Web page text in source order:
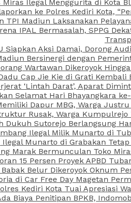
Miras Ilegal Menggurita di Kota
ke Polres Kediri Kota,
TPI Madiun Laksanakan
IPAL Bermasalah, SPPG
Siapkan Aksi Damai, Dorong
Bersinergi dengan
Wartawan Dikeroyok
Cap Jie Kie di Grati
‘Lintah Darat’, Aparat
Selamat Hari Bhayangkara
Dapur MBG, Warga
Rusak, Warga
Dukuh Sutorejo Berlangsung
Ilegal Milik Munarto di
Munarto di Grabakan
Marak Bermunculan Toko
15 Persen Proyek APBD
Belur Dikeroyok Oknum
di Car Free Day Magetan
Kediri Kota Tuai Apresiasi
Biaya Penitipan BPKB,